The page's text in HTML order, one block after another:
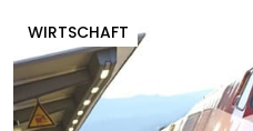
WIRTSCHAFT